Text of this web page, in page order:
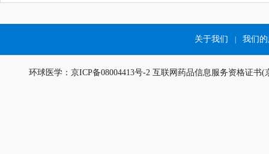
关于我们 我们
环球医学：京ICP备08004413号-2 互联网药品信息服务资格证